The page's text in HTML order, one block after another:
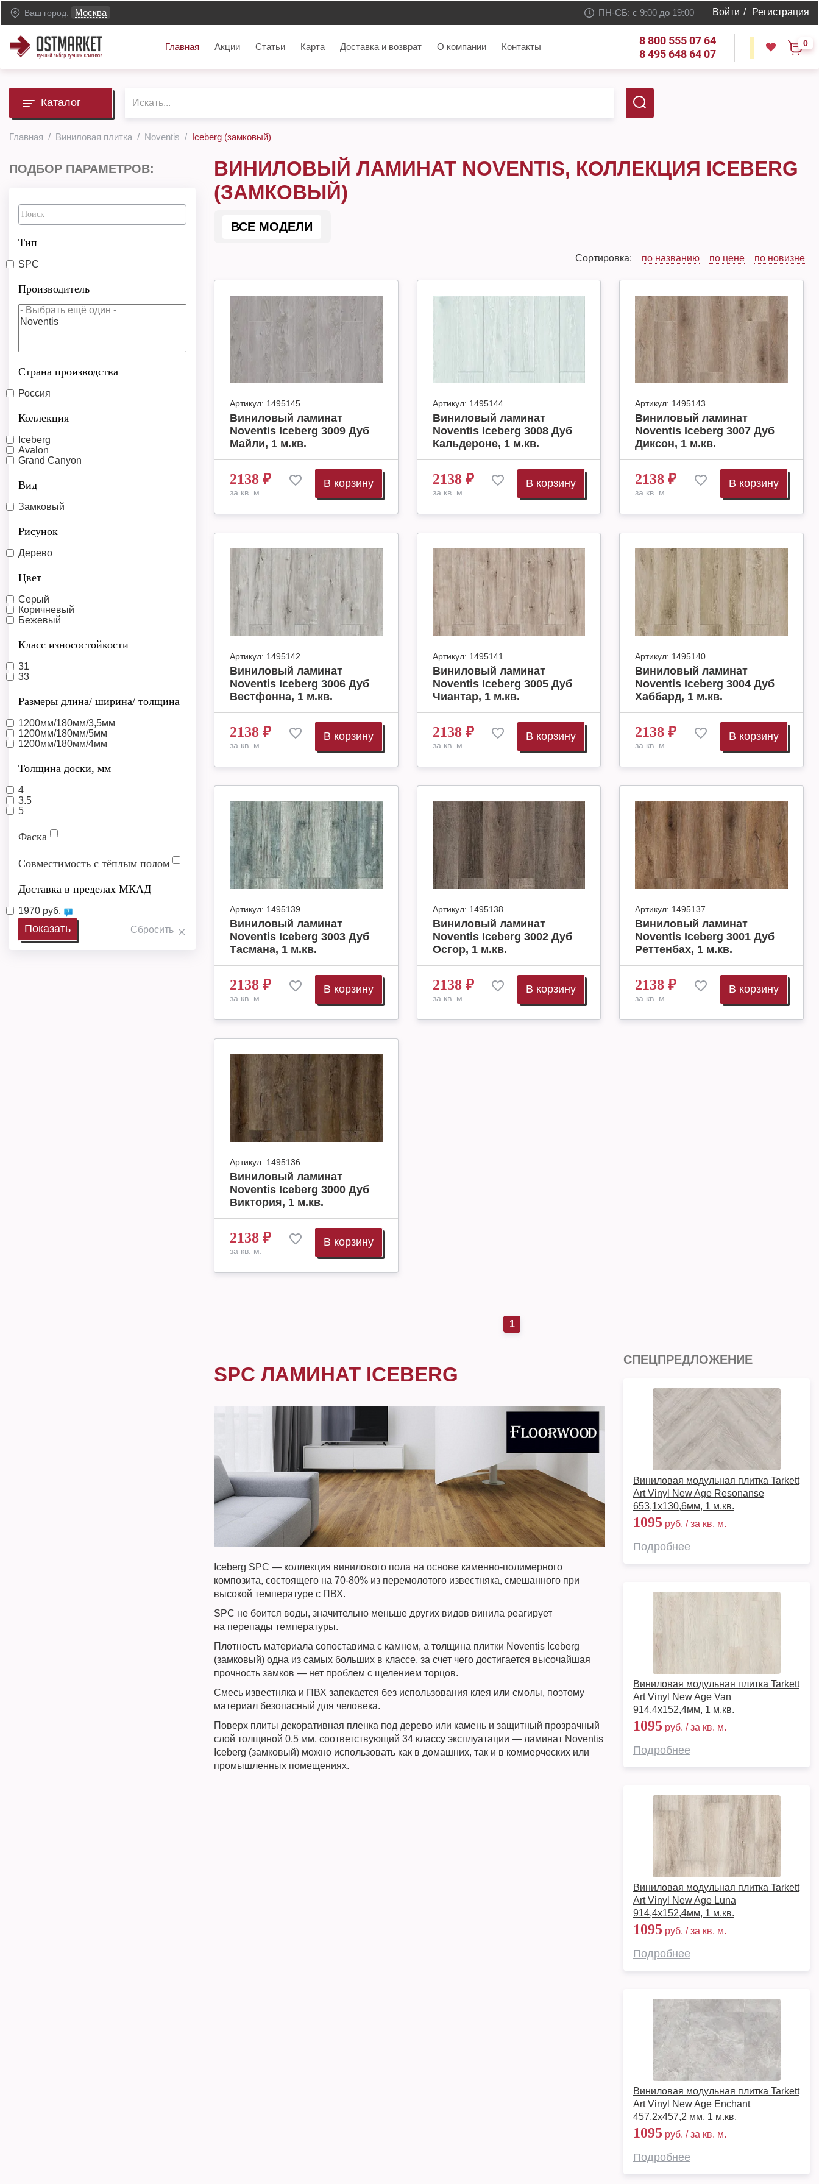
Ваш город: Москва ПН-СБ: с 9:00 до 19:00 Войти / Регистрация
Главная Акции Статьи Карта Доставка и возврат О компании Контакты
8 800 555 07 64
8 495 648 64 07
0
Каталог
Главная Виниловая плитка Noventis Iceberg (замковый)
ПОДБОР ПАРАМЕТРОВ:
Тип
SPC
Производитель
Страна производства
Россия
Коллекция
Iceberg
Avalon
Grand Canyon
Вид
Замковый
Рисунок
Дерево
Цвет
Серый
Коричневый
Бежевый
Класс износостойкости
31
33
Размеры длина/ ширина/ толщина
1200мм/180мм/3,5мм
1200мм/180мм/5мм
1200мм/180мм/4мм
Толщина доски, мм
4
3.5
5
Фаска
Совместимость с тёплым полом
Доставка в пределах МКАД
1970 руб.
ВИНИЛОВЫЙ ЛАМИНАТ NOVENTIS, КОЛЛЕКЦИЯ ICEBERG
(ЗАМКОВЫЙ)
ВСЕ МОДЕЛИ
Сортировка: по названию по цене по новизне
Артикул: 1495145
Виниловый ламинат
Noventis Iceberg 3009 Дуб
Майли, 1 м.кв.
2138 ₽
за кв. м.
В корзину
Артикул: 1495144
Виниловый ламинат
Noventis Iceberg 3008 Дуб
Кальдероне, 1 м.кв.
2138₽
за кв. м.
В корзину
Артикул: 1495143
Виниловый ламинат
Noventis Iceberg 3007 Дуб
Диксон, 1 м.кв.
2138 ₽
за кв. м.
В корзину
Артикул: 1495142
Виниловый ламинат
Noventis Iceberg 3006 Дуб
Вестфонна, 1 м.кв.
2138 ₽
за кв. м.
В корзину
Артикул: 1495141
Виниловый ламинат
Noventis Iceberg 3005 Дуб
Чиантар, 1 м.кв.
2138₽
за кв. м.
В корзину
Артикул: 1495140
Виниловый ламинат
Noventis Iceberg 3004 Дуб
Хаббард, 1 м.кв.
2138 ₽
за кв. м.
В корзину
Артикул: 1495139
Виниловый ламинат
Noventis Iceberg 3003 Дуб
Тасмана, 1 м.кв.
2138 ₽
за кв. м.
В корзину
Артикул: 1495138
Виниловый ламинат
Noventis Iceberg 3002 Дуб
Осгор, 1 м.кв.
2138₽
за кв. м.
В корзину
Артикул: 1495137
Виниловый ламинат
Noventis Iceberg 3001 Дуб
Реттенбах, 1 м.кв.
2138 ₽
за кв. м.
В корзину
Артикул: 1495136
Виниловый ламинат
Noventis Iceberg 3000 Дуб
Виктория, 1 м.кв.
2138 ₽
за кв. м.
В корзину
1
SPC ЛАМИНАТ ICEBERG
Iceberg SPC — коллекция винилового пола на основе каменно-полимерного
композита, состоящего на 70-80% из перемолотого известняка, смешанного при
высокой температуре с ПВХ.
SPC не боится воды, значительно меньше других видов винила реагирует
на перепады температуры.
Плотность материала сопоставима с камнем, а толщина плитки Noventis Iceberg
(замковый) одна из самых больших в классе, за счет чего достигается высочайшая
прочность замков — нет проблем с щелением торцов.
Смесь известняка и ПВХ запекается без использования клея или смолы, поэтому
материал безопасный для человека.
Поверх плиты декоративная пленка под дерево или камень и защитный прозрачный
слой толщиной 0,5 мм, соответствующий 34 классу эксплуатации — ламинат Noventis
Iceberg (замковый) можно использовать как в домашних, так и в коммерческих или
промышленных помещениях.
СПЕЦПРЕДЛОЖЕНИЕ
Виниловая модульная плитка Tarkett
Art Vinyl New Age Resonanse
653,1х130,6мм, 1 м.кв.
1095 руб. / за кв. м.
Подробнее
Виниловая модульная плитка Tarkett
Art Vinyl New Age Van
914,4х152,4мм, 1 м.кв.
1095 руб. / за кв. м.
Подробнее
Виниловая модульная плитка Tarkett
Art Vinyl New Age Luna
914,4х152,4мм, 1 м.кв.
1095 руб. / за кв. м.
Подробнее
Виниловая модульная плитка Tarkett
Art Vinyl New Age Enchant
457,2x457,2 мм, 1 м.кв.
1095 руб. / за кв. м.
Подробнее